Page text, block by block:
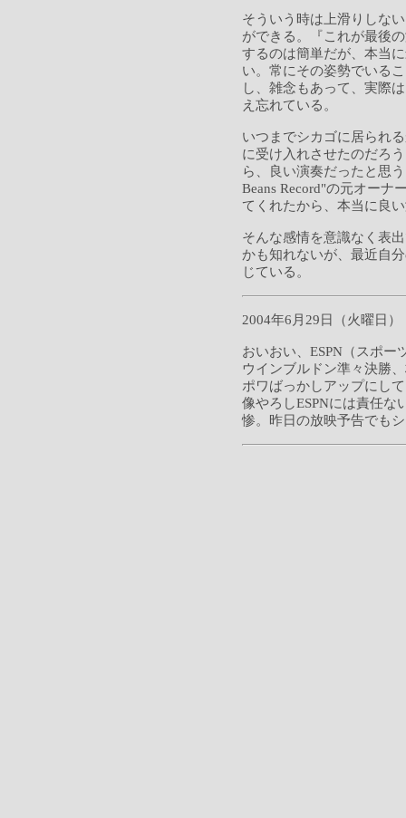
そういう時は上滑りしな
ができる。『これが最後
するのは簡単だが、本当
い。常にその姿勢でいる
し、雑念もあって、実際
え忘れている。
いつまでシカゴに居られ
に受け入れさせたのだろ
ら、良い演奏だったと思
Beans Record"の元オーナ
てくれたから、本当に良
そんな感情を意識なく表
かも知れないが、最近自
じている。
2004年6月29日（火曜日）
おいおい、ESPN（スポ
ウインブルドン準々決勝
ポワばっかしアップにし
像やろしESPNには責任な
惨。昨日の放映予告でも